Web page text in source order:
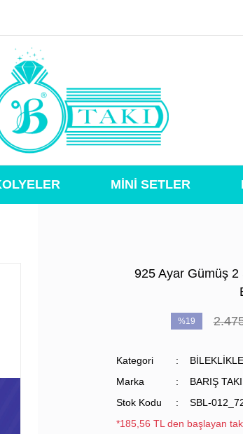
MİNİ SETLER
925 Ayar Gümüş 2
%19
Kategori
Marka
BARIŞ TAKI
Stok Kodu
SBL-
*185,56 TL den başlayan